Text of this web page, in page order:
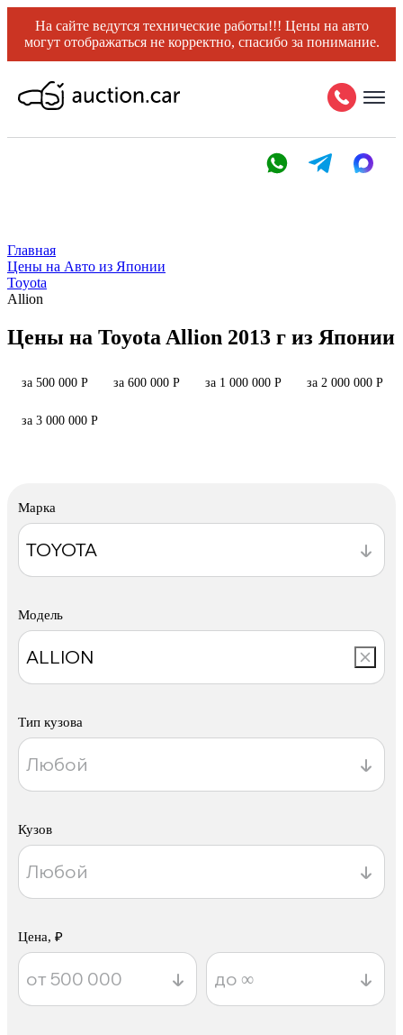
На сайте ведутся технические работы!!! Цены на авто
могут отображаться не корректно, спасибо за понимание.
Главная
Цены на Авто из Японии
Toyota
Allion
Цены на Toyota Allion 2013 г из Японии
за 500 000 Р за 600 000 Р за 1 000 000 Р за 2 000 000 Р
за 3 000 000 Р
Марка
Модель
Тип кузова
Кузов
Цена, ₽